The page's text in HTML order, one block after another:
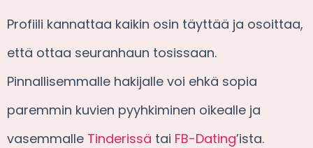
Profiili kannattaa kaikin osin täyttää ja osoittaa,
että ottaa seuranhaun tosissaan.
Pinnallisemmalle hakijalle voi ehkä sopia
paremmin kuvien pyyhkiminen oikealle ja
vasemmalle Tinderissä tai FB-Dating’ista.